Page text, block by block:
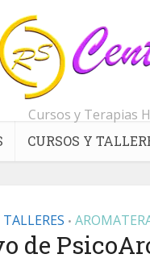
Cursos y Terapias
CURSOS Y
•
de